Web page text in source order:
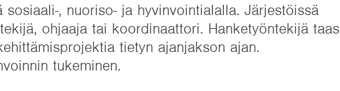
, nuoriso- ja hyvinvointialalla. Järjestöissä
ohjaaja tai koordinaattori. Hanketyöntekijä taas
tietyn ajanjakson ajan.
tukeminen.